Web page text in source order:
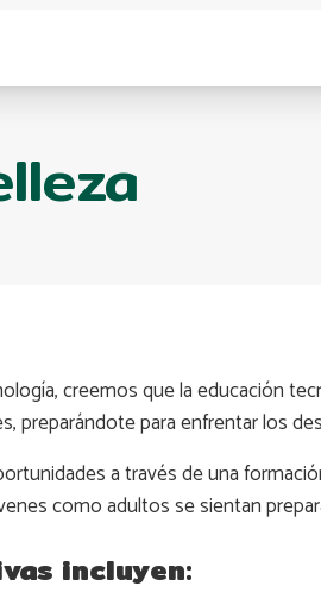
creemos que la educación
preparándote para enfrentar los
a través de una
como adultos se sientan
incluyen: